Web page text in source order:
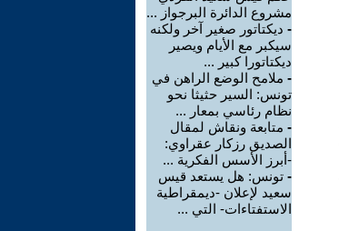
مشروع الدائرة البرجواز ...
- ديكتاتور صغير آخر ولكنه
سيكبر مع الأيام ويصير
ديكتاتورا كبير ...
- ملامح الوضع الراهن في
تونس: السير حثيثا نحو
نظام رئاسي بمعار ...
- متابعة ونقاش لمقال
الصديق رزكار عقراوي:
-أبرز الأسس الفكرية ...
- تونس: هل يستعد قيس
سعيد لإعلان -ديمقراطية
الاستفتاءات- التي ...